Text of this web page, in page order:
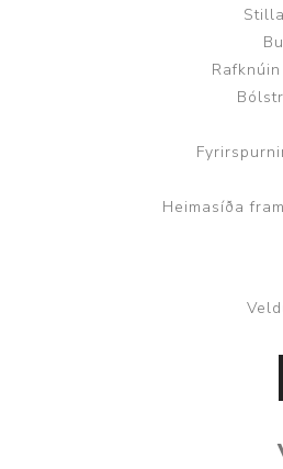
Stóma og þvagleggir
Heimasíða